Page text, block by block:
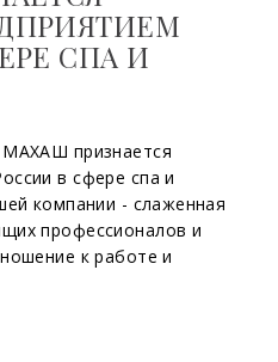
СПА И
признается
в сфере спа и
компании - слаженная
профессионалов и
к работе и